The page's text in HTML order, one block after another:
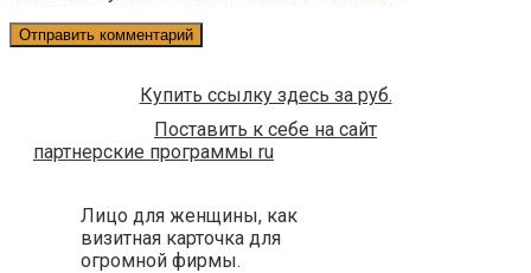
Купить ссылку здесь за руб.
Поставить к себе на сайт
партнерские программы ru
Лицо для женщины, как
визитная карточка для
огромной фирмы.